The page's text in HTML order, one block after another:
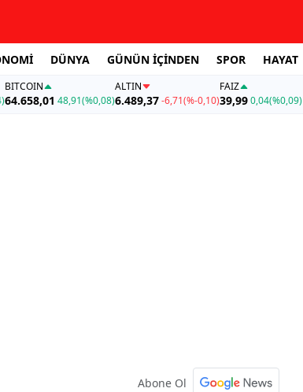
DÜNYA GÜNÜN İÇİNDEN SPOR HAYAT
BITCOIN
64.658,01 48,91(%0,08)
ALTIN
6.489,37-6,71(%-0,10)
FAİZ
39,990,04(%0,09)
Abone Ol